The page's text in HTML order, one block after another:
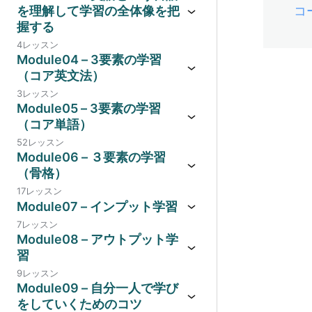
を理解して学習の全体像を把
握する
4レッスン
Module04 – 3要素の学習
（コア英文法）
3レッスン
Module05 – 3要素の学習
（コア単語）
52レッスン
Module06 – ３要素の学習
（骨格）
17レッスン
Module07 – インプット学習
7レッスン
Module08 – アウトプット学
習
9レッスン
Module09 – 自分一人で学び
をしていくためのコツ
コ